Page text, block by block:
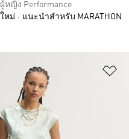
ผู้หญิง Performance
ใหม่
แนะนำสำหรับ MARATHON